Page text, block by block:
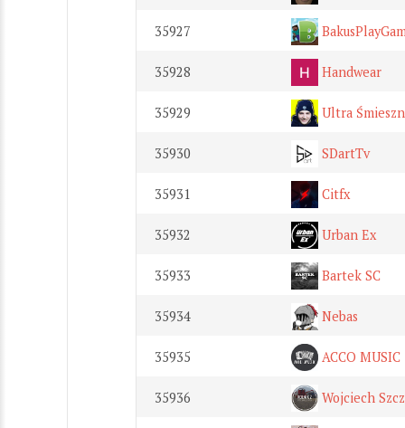
35927
35928 Handwear
35929 Ultra
35930 SDartTv
35931 Citfx
35932 Urban Ex
35933 Bartek SC
35934 Nebas
35935 ACCO MUSIC
35936 Wojciech